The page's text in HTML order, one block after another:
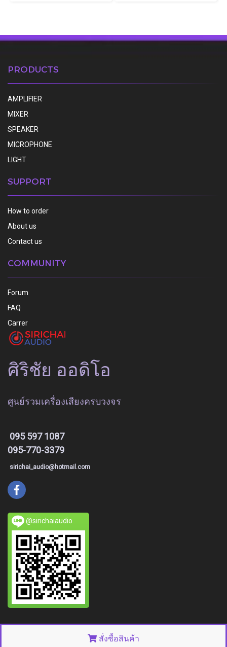
สั่งซื้อสินค้า
PRODUCTS
AMPLIFIER
MIXER
SPEAKER
MICROPHONE
LIGHT
SUPPORT
How to order
About us
Contact us
COMMUNITY
Forum
FAQ
Carrer
ศิริชัย ออดิโอ
ศูนย์รวมเครื่องเสียงครบวงจร
095 597 1087
095-770-3379
sirichai_audio@hotmail.com
@sirichaiaudio
© Copyright 2015 All right reserved. MakeWebEasy.com